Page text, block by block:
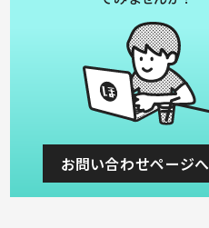
お問い合わせページへ